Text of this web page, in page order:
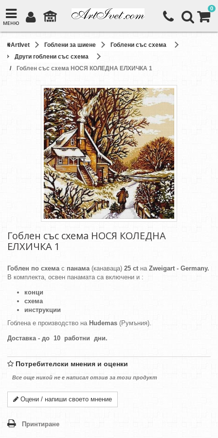
МЕНЮ
0
ArtIvet Гоблени за шиене
Гоблени със схема
Други гоблени със схема
Гоблен със схема НОСЯ КОЛЕДНА ЕЛХИЧКА 1
Гоблен със схема НОСЯ КОЛЕДНА
ЕЛХИЧКА 1
Гоблен по схемас панама(канаваца) 25 ct на Zweigart - Germany.
В комплекта, освен панамата са включени и :
конци
схема
инструкции
Гоблена е производство на Hudemas (Румъния).
Доставка - до 10 работни дни.
Потребителски мнения и оценки
Все още никой не е написал отзив за този продукт
Оцени / напиши своето мнение
Принтиране